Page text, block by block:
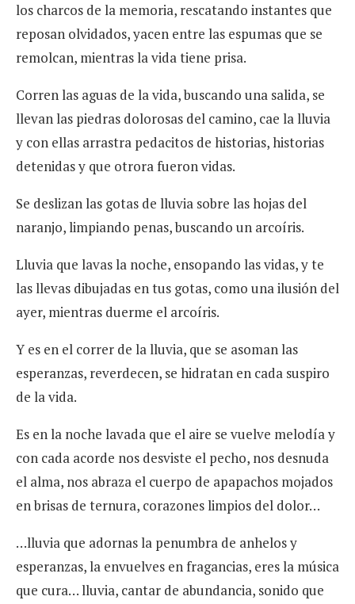
los charcos de la memoria, rescatando instantes que
reposan olvidados, yacen entre las espumas que se
remolcan, mientras la vida tiene prisa.
Corren las aguas de la vida, buscando una salida, se
llevan las piedras dolorosas del camino, cae la lluvia
y con ellas arrastra pedacitos de historias, historias
detenidas y que otrora fueron vidas.
Se deslizan las gotas de lluvia sobre las hojas del
naranjo, limpiando penas, buscando un arcoíris.
Lluvia que lavas la noche, ensopando las vidas, y te
las llevas dibujadas en tus gotas, como una ilusión del
ayer, mientras duerme el arcoíris.
Y es en el correr de la lluvia, que se asoman las
esperanzas, reverdecen, se hidratan en cada suspiro
de la vida.
Es en la noche lavada que el aire se vuelve melodía y
con cada acorde nos desviste el pecho, nos desnuda
el alma, nos abraza el cuerpo de apapachos mojados
en brisas de ternura, corazones limpios del dolor…
…lluvia que adornas la penumbra de anhelos y
esperanzas, la envuelves en fragancias, eres la música
que cura… lluvia, cantar de abundancia, sonido que